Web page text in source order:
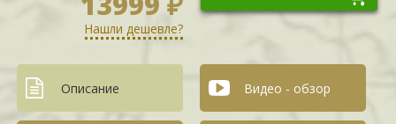
Нашли дешевле?
Описание Видео - обзор